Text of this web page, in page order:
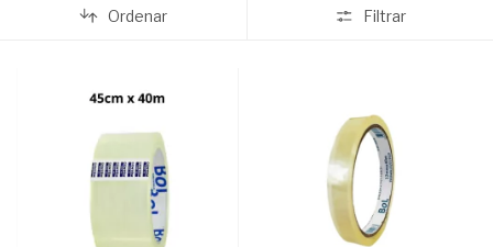
Ordenar Filtrar